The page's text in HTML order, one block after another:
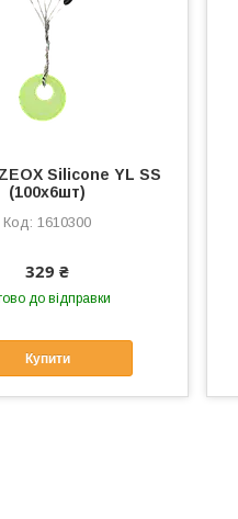
Silicone YL SS
(100x6шт)
1610300
329 ₴
до відправки
Купити